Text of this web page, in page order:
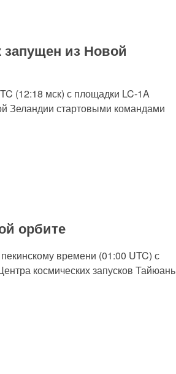
запущен из Новой
(12:18 мск) с площадки LC-1A
Зеландии стартовыми командами
орбите
времени (01:00 UTC) с
космических запусков Тайюань